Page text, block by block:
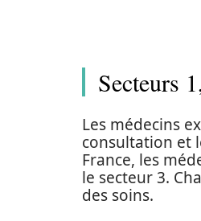
Secteurs
Les médecins
consultation et
France, les
le secteur 3.
des soins.